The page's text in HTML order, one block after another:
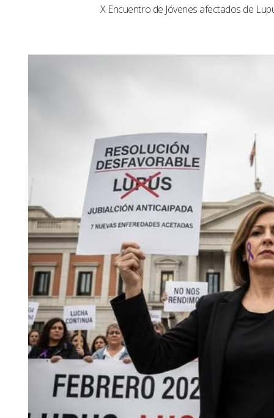
X Encuentro de Jóvenes afectados de